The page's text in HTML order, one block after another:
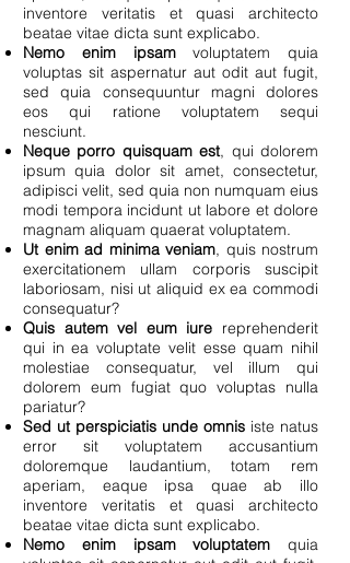
inventore veritatis et quasi architecto
beatae vitae dicta sunt explicabo.
Nemo enim ipsamvoluptatem quia
voluptas sit aspernatur aut odit aut fugit,
sed quia consequuntur magni dolores
eos qui ratione voluptatem sequi
nesciunt.
Neque porro quisquam est, qui dolorem
ipsum quia dolor sit amet, consectetur,
adipisci velit, sed quia non numquam eius
modi tempora incidunt ut labore et dolore
magnam aliquam quaerat voluptatem.
Ut enim ad minima veniam, quis nostrum
exercitationem ullam corporis suscipit
laboriosam, nisi ut aliquid ex ea commodi
consequatur?
Quis autem vel eum iure reprehenderit
qui in ea voluptate velit esse quam nihil
molestiae consequatur, vel illum qui
dolorem eum fugiat quo voluptas nulla
pariatur?
Sed ut perspiciatis unde omnis iste natus
error sit voluptatem accusantium
doloremque laudantium, totam rem
aperiam, eaque ipsa quae ab illo
inventore veritatis et quasi architecto
beatae vitae dicta sunt explicabo.
Nemo enim ipsam voluptatem quia